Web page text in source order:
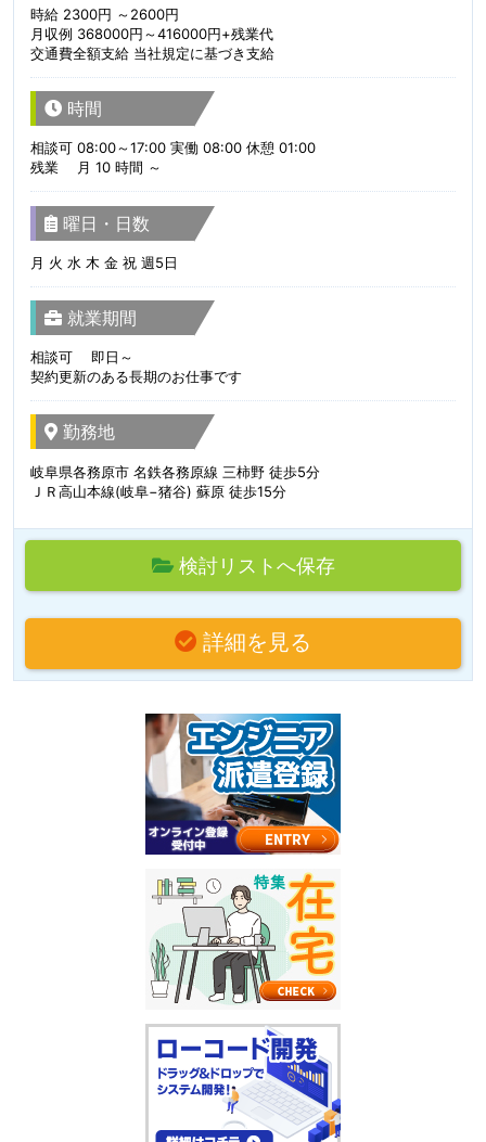
時給 2300円 ～2600円
月収例 368000円～416000円+残業代
交通費全額支給 当社規定に基づき支給
時間
相談可 08:00～17:00 実働 08:00 休憩 01:00
残業 月 10 時間 ～
曜日・日数
月 火 水 木 金 祝 週5日
就業期間
相談可 即日～
契約更新のある長期のお仕事です
勤務地
岐阜県各務原市 名鉄各務原線 三柿野 徒歩5分
ＪＲ高山本線(岐阜−猪谷) 蘇原 徒歩15分
検討リストへ保存
詳細を見る